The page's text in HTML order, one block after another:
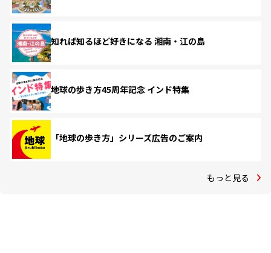
知れば知るほど好きになる 湘南・江の島
地球の歩き方45周年記念 インド特集
「地球の歩き方」シリーズ広告のご案内
もっと見る